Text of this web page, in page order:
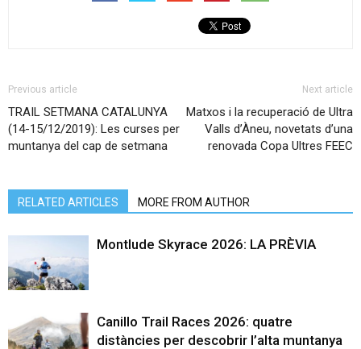
Previous article
TRAIL SETMANA CATALUNYA
(14-15/12/2019): Les curses per
muntanya del cap de setmana
Next article
Matxos i la recuperació de Ultra
Valls d’Àneu, novetats d’una
renovada Copa Ultres FEEC
RELATED ARTICLES MORE FROM AUTHOR
Montlude Skyrace 2026: LA PRÈVIA
Canillo Trail Races 2026: quatre
distàncies per descobrir l’alta muntanya